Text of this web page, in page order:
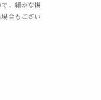
、細かな傷
合もござい